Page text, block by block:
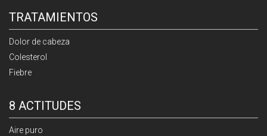
TRATAMIENTOS
Dolor de cabeza
Colesterol
Fiebre
8 ACTITUDES
Aire puro